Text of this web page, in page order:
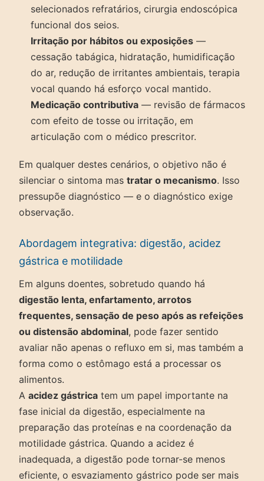
selecionados refratários, cirurgia endoscópica
funcional dos seios.
Irritação por hábitos ou exposições —
cessação tabágica, hidratação, humidificação
do ar, redução de irritantes ambientais, terapia
vocal quando há esforço vocal mantido.
Medicação contributiva — revisão de fármacos
com efeito de tosse ou irritação, em
articulação com o médico prescritor.
Em qualquer destes cenários, o objetivo não é
silenciar o sintoma mas tratar o mecanismo. Isso
pressupõe diagnóstico — e o diagnóstico exige
observação.
Abordagem integrativa: digestão, acidez
gástrica e motilidade
Em alguns doentes, sobretudo quando há
digestão lenta, enfartamento, arrotos
frequentes, sensação de peso após as refeições
ou distensão abdominal, pode fazer sentido
avaliar não apenas o refluxo em si, mas também a
forma como o estômago está a processar os
alimentos.
A acidez gástrica tem um papel importante na
fase inicial da digestão, especialmente na
preparação das proteínas e na coordenação da
motilidade gástrica. Quando a acidez é
inadequada, a digestão pode tornar-se menos
eficiente, o esvaziamento gástrico pode ser mais